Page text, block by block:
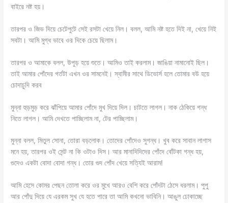
বাইরে নষ্ট হয়।
তারপর ও জিভ দিয়ে চেটেপুটে সেই রসটা খেয়ে নিল। বলল, আমি নষ্ট হতে দিই না, খেয়ে নিই
সবটা। আমি মুগ্ধ ভাবে ওর দিকে চেয়ে ছিলাম।
তারপর ও আমাকে বলল, উপুড় হয়ে শুতে। আমিও তাই করলাম। জাঙিয়া নামানোই ছিল।
তাই আমার পোঁদের গর্তটা এখন ওর সামনেই। স্বামীর সাথে ডিভোর্স হলে তোমার বউ হয়ে
চোদাচুদি করব
মুন্না হুড়মুড় করে ঝাঁপিয়ে আমার পোঁদে মুখ দিয়ে দিল। চাটতে লাগল। নাক ঠেকিয়ে গন্ধ
নিতে লাগল। আমি দেখতে পাচ্ছিলাম না, টের পাচ্ছিলাম।
মুন্না বলল, মিতুল সোনা, তোরা বড়লোক। তোদের পোঁদেও সুগন্ধ। খুব করে সাবান লাগাস
মনে হয়, তারপর ওই সেন্ট না কি ওটাও দিস। আর মানাদিদিদের পোঁদে বোঁটকা গন্ধ হয়,
গুদেও একটা বোদা বোদা গন্ধ। তোর গুদ পোঁদ খেয়ে সত্যিই আরাম!
আমি হেসে কোমর পেছন তোলা করে ওর মুখে আরও বেশি করে পোঁদটা ঠেসে ধরলাম। পুপু
আর পোঁদু দিয়ে যে এরকম সুখ যে হতে পারে তা আমি কখনো ভাবিনি। আঙুল ঢোকাচ্ছে